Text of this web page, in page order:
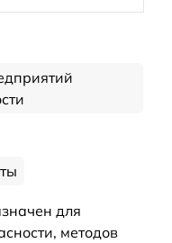
для
методов